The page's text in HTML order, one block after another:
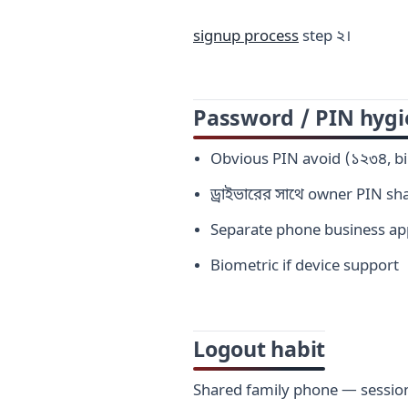
signup process step ২।
Password / PIN
Obvious PIN avoid (১২৩৪,
ড্রাইভারের সাথে owner PIN
Separate phone business
Biometric if device support
Logout habit
Shared family phone —